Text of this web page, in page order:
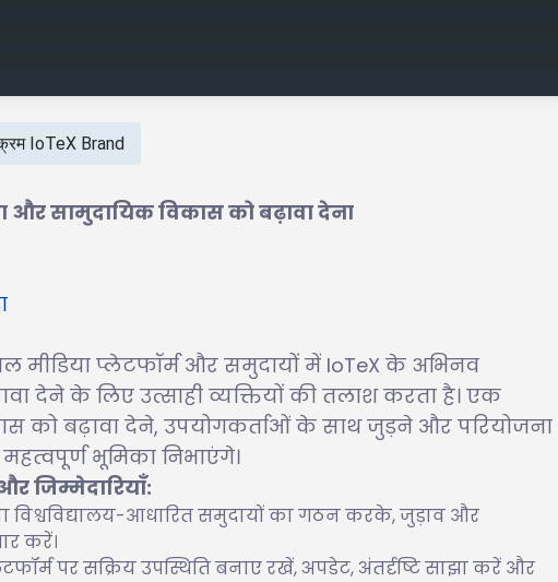
IoTeX Brand
और सामुदायिक विकास को बढ़ावा देना
मीडिया प्लेटफॉर्म और समुदायों में IoTeX के अभिनव
देने के लिए उत्साही व्यक्तियों की तलाश करता है। एक
को बढ़ावा देने, उपयोगकर्ताओं के साथ जुड़ने और परियोजना
भूमिका निभाएंगे।
जिम्मेदारियाँ:
विश्वविद्यालय-आधारित समुदायों का गठन करके, जुड़ाव और
करें।
पर सक्रिय उपस्थिति बनाए रखें, अपडेट, अंतर्दृष्टि साझा करें और